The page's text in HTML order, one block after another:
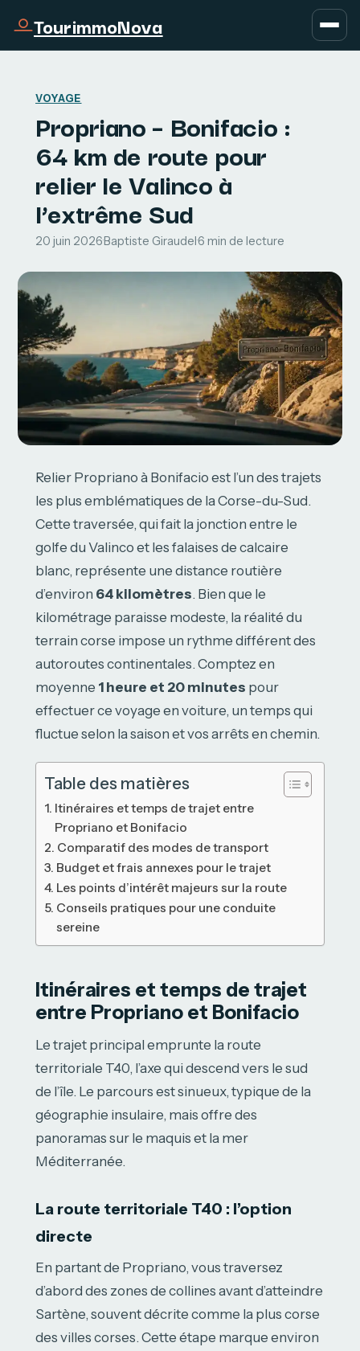
TourimmoNova
VOYAGE
Propriano – Bonifacio :
64 km de route pour
relier le Valinco à
l’extrême Sud
20 juin 2026·Baptiste Giraudel·6 min de lecture
Relier Propriano à Bonifacio est l’un des trajets
les plus emblématiques de la Corse-du-Sud.
Cette traversée, qui fait la jonction entre le
golfe du Valinco et les falaises de calcaire
blanc, représente une distance routière
d’environ 64 kilomètres. Bien que le
kilométrage paraisse modeste, la réalité du
terrain corse impose un rythme différent des
autoroutes continentales. Comptez en
moyenne 1 heure et 20 minutes pour
effectuer ce voyage en voiture, un temps qui
fluctue selon la saison et vos arrêts en chemin.
Table des matières
Itinéraires et temps de trajet entre
Propriano et Bonifacio
Comparatif des modes de transport
Budget et frais annexes pour le trajet
Les points d’intérêt majeurs sur la route
Conseils pratiques pour une conduite
sereine
Itinéraires et temps de trajet
entre Propriano et Bonifacio
Le trajet principal emprunte la route
territoriale T40, l’axe qui descend vers le sud
de l’île. Le parcours est sinueux, typique de la
géographie insulaire, mais offre des
panoramas sur le maquis et la mer
Méditerranée.
La route territoriale T40 : l’option
directe
En partant de Propriano, vous traversez
d’abord des zones de collines avant d’atteindre
Sartène, souvent décrite comme la plus corse
des villes corses. Cette étape marque environ